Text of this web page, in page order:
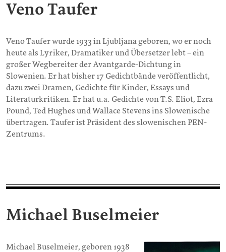
Veno Taufer
Veno Taufer wurde 1933 in Ljubljana geboren, wo er noch
heute als Lyriker, Dramatiker und Übersetzer lebt – ein
großer Wegbereiter der Avantgarde-Dichtung in
Slowenien. Er hat bisher 17 Gedichtbände veröffentlicht,
dazu zwei Dramen, Gedichte für Kinder, Essays und
Literaturkritiken. Er hat u.a. Gedichte von T.S. Eliot, Ezra
Pound, Ted Hughes und Wallace Stevens ins Slowenische
übertragen. Taufer ist Präsident des slowenischen PEN-
Zentrums.
Michael Buselmeier
Michael Buselmeier, geboren 1938